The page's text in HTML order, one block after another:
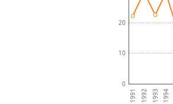
1991 1992 1993 1994
0
10
20